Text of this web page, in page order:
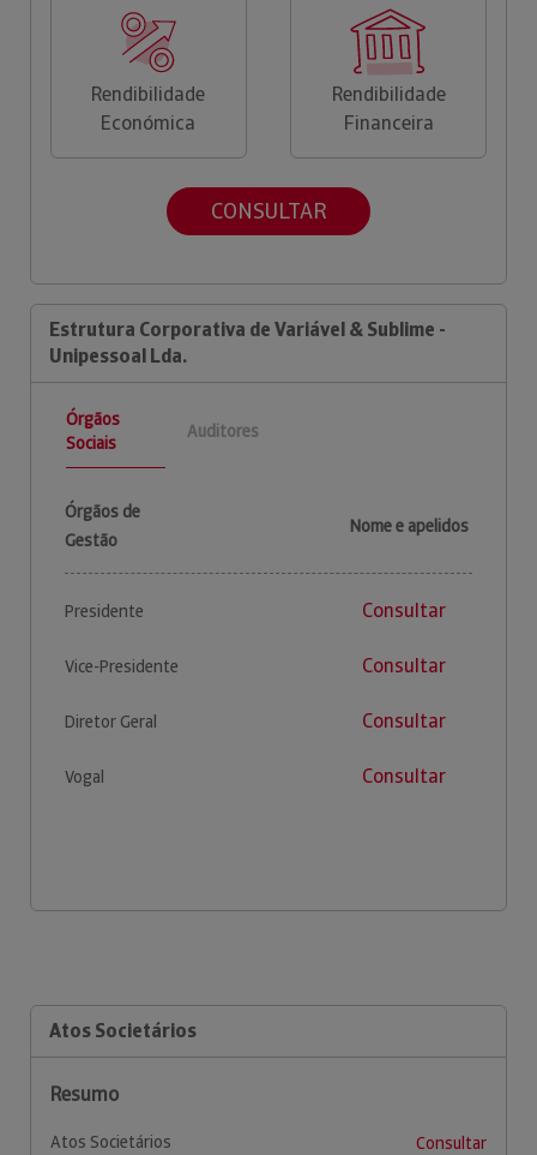
Rendibilidade
Económica
Rendibilidade
Financeira
CONSULTAR
Estrutura Corporativa de Variável & Sublime -
Unipessoal Lda.
Órgãos
Sociais
Auditores
Órgãos de
Gestão
Nome e apelidos
Presidente Consultar
Vice-Presidente Consultar
Diretor Geral Consultar
Vogal Consultar
Atos Societários
Resumo
Atos Societários
Consultar